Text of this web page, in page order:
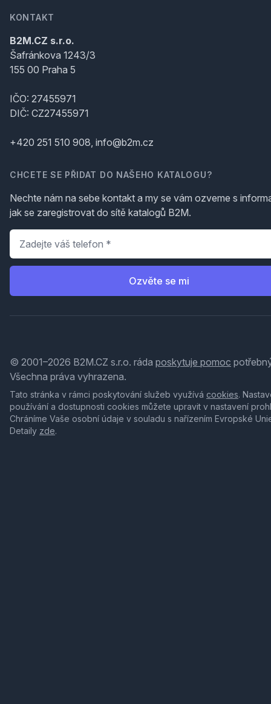
KONTAKT
B2M.CZ s.r.o.
Šafránkova 1243/3
155 00 Praha 5
IČO: 27455971
DIČ: CZ27455971
+420 251 510 908, info@b2m.cz
CHCETE SE PŘIDAT DO NAŠEHO KATALOGU?
Nechte nám na sebe kontakt a my se vám ozveme s
jak se zaregistrovat do sítě katalogů B2M.
Telefon
Ozvěte se mi
© 2001–2026 B2M.CZ s.r.o. ráda poskytuje pomoc
Všechna práva vyhrazena.
Tato stránka v rámci poskytování služeb využívá cookies.
používání a dostupnosti cookies můžete upravit v nastavení
Chráníme Vaše osobní údaje v souladu s nařízením Evropské
Detaily zde.